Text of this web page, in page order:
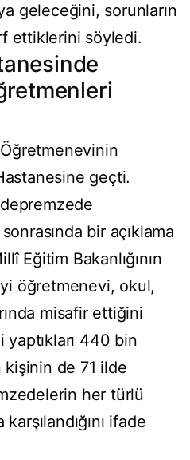
geleceğini, sorunların
ettiklerini söyledi.
geçti.
bir açıklama
Eğitim Bakanlığının
öğretmenevi, okul,
misafir ettiğini
440 bin
de 71 ilde
her türlü
ifade